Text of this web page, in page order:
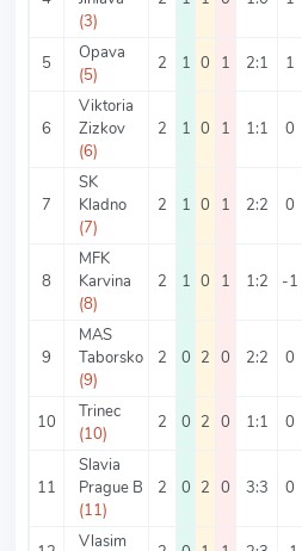
(3)
5
Opava
(5)
2 1 0 1 2:1 1
6
Viktoria
Zizkov
(6)
2 1 0 1 1:1 0
7
SK
Kladno
(7)
2 1 0 1 2:2 0
8
MFK
Karvina
(8)
2 1 0 1 1:2 -1
9
MAS
Taborsko
(9)
2 0 2 0 2:2 0
10
Trinec
(10)
2 0 2 0 1:1 0
11
Slavia
Prague B
(11)
2 0 2 0 3:3 0
Vlasim